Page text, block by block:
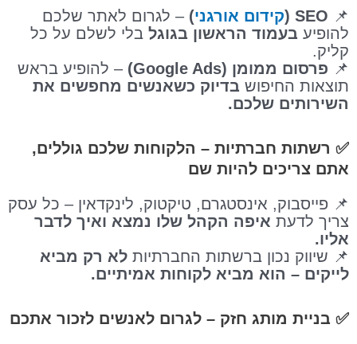
📌
SEO ( קידום אורגני) – לגרום לאתר שלכם
להופיע בעמוד הראשון בגוגל בלי לשלם על כל
קליק.
📌 פרסום ממומן (Google Ads)
– להופיע בראש
תוצאות החיפוש בדיוק כשאנשים מחפשים את
השירותים שלכם.
✅ רשתות חברתיות – הלקוחות שלכם גוללים,
אתם צריכים להיות שם
📌 פייסבוק, אינסטגרם, טיקטוק, לינקדאין – כל עסק
צריך לדעת איפה הקהל שלו נמצא ואיך לדבר
אליו.
📌 שיווק נכון ברשתות החברתיות לא רק מביא
לייקים – הוא מביא לקוחות אמיתיים.
✅ בניית מותג חזק – לגרום לאנשים לזכור אתכם